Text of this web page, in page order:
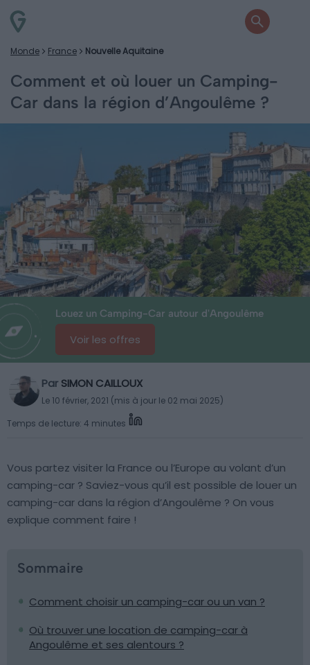
Monde France Nouvelle Aquitaine
Comment et où louer un Camping-
Car dans la région d’Angoulême ?
Louez un Camping-Car autour d'Angoulême
Voir les offres
Par SIMON CAILLOUX
Le 10 février, 2021 (mis à jour le 02 mai 2025)
Temps de lecture: 4 minutes
Vous partez visiter la France ou l’Europe au volant d’un
camping-car ? Saviez-vous qu’il est possible de louer un
camping-car dans la région d’Angoulême ? On vous
explique comment faire !
Sommaire
Comment choisir un camping-car ou un van ?
Où trouver une location de camping-car à
Angoulême et ses alentours ?